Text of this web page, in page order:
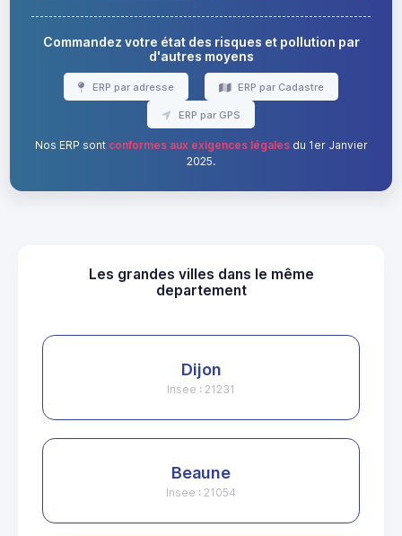
Commandez votre état des risques et pollution par
d'autres moyens
ERP par adresse ERP par Cadastre
ERP par GPS
Nos ERP sont conformes aux exigences légalesdu 1er Janvier
2025.
Les grandes villes dans le même
departement
Dijon
Insee : 21231
Beaune
Insee : 21054